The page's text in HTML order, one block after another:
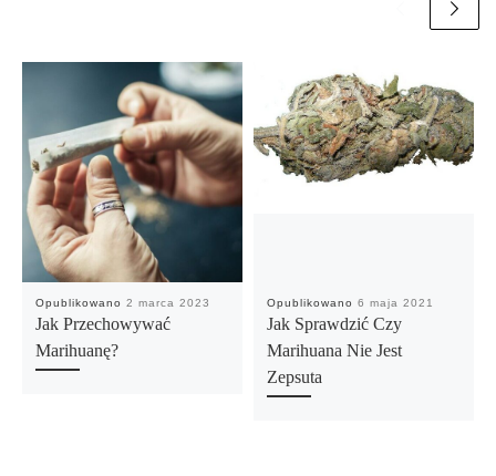
Opublikowano 2 marca 2023
Jak Przechowywać
Marihuanę?
Opublikowano 6 maja 2021
Jak Sprawdzić Czy
Marihuana Nie Jest
Zepsuta